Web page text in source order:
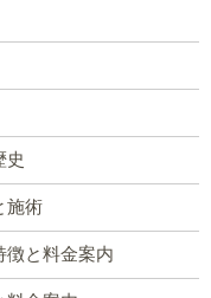
史
施術
徴と料金案内